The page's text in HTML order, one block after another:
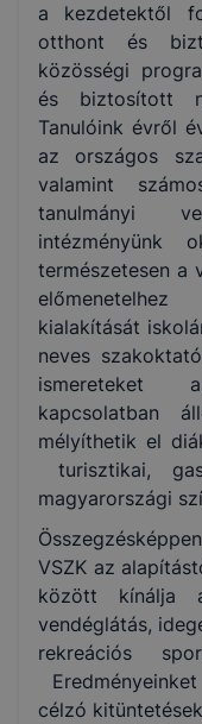
a kezdetektől
otthont és
közösségi
és biztosított
Tanulóink évről
az országos
valamint
tanulmányi
intézményünk
természetesen a
kialakítását
neves
ismereteket
kapcsolatban
mélyíthetik el
turisztikai,
magyarországi
VSZK az
között kínálja
vendéglátás,
rekreációs
célzó